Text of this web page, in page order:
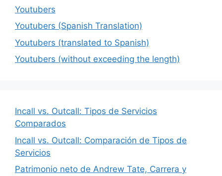
Youtubers
Youtubers (Spanish Translation)
Youtubers (translated to Spanish)
Youtubers (without exceeding the length)
Incall vs. Outcall: Tipos de Servicios
Comparados
Incall vs. Outcall: Comparación de Tipos de
Servicios
Patrimonio neto de Andrew Tate, Carrera y